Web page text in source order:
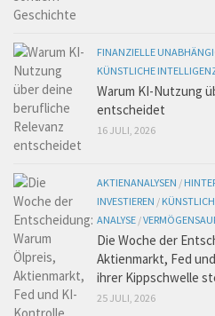
FINANZIELLE
KÜNSTLICHE
Warum KI-Nutzung
entscheidet
16 JULI, 2026
AKTIENANALYSEN /
INVESTIEREN /
ANALYSE /
Die Woche der
Aktienmarkt, Fed
ihrer Kippschwelle
25 JULI, 2026